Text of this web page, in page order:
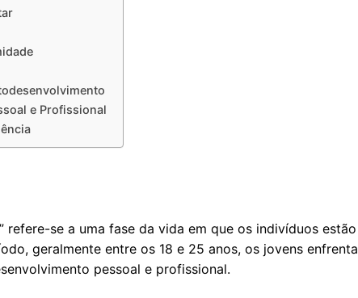
e Profissional
refere-se a uma fase da vida em que os indivíduos
geralmente entre os 18 e 25 anos, os jovens
pessoal e profissional.